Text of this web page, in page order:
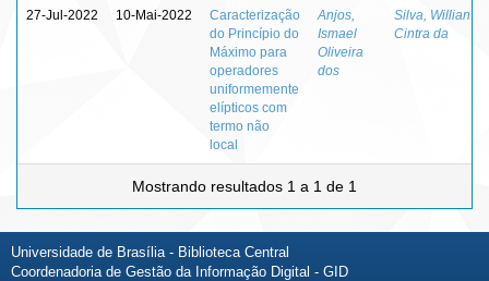
27-Jul-2022 10-Mai-2022
Caracterização
do Princípio do
Máximo para
operadores
uniformemente
elípticos com
termo não
local
Anjos,
Ismael
Oliveira
dos
Silva, Willian
Cintra da
Mostrando resultados 1 a 1 de 1
Universidade de Brasília - Biblioteca Central
Coordenadoria de Gestão da Informação Digital - GID